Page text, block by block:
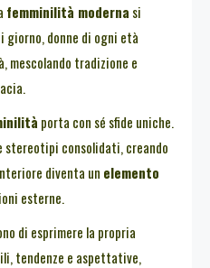
femminilità moderna si
giorno, donne di ogni età
mescolando tradizione e
porta con sé sfide uniche.
stereotipi consolidati, creando
diventa un elemento
esterne.
di esprimere la propria
tendenze e aspettative,